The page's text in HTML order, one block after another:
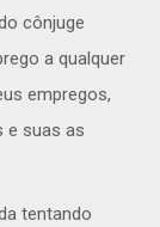
cônjuge
a qualquer
empregos,
e suas as
tentando